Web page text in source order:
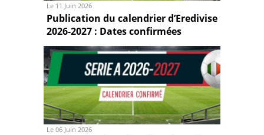
Le 11 Juin 2026
Publication du calendrier d’Eredivise
2026-2027 : Dates confirmées
Le 06 Juin 2026